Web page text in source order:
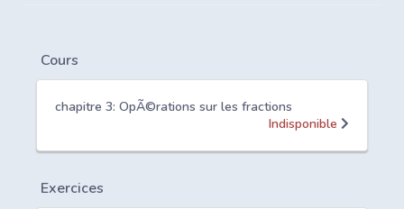
Cours
chapitre 3: OpÃ©rations sur les fractions
Indisponible
Exercices